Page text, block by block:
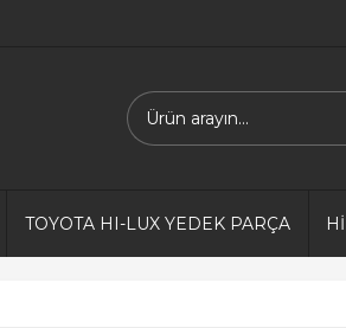
TOYOTA HI-LUX YEDEK PARÇA